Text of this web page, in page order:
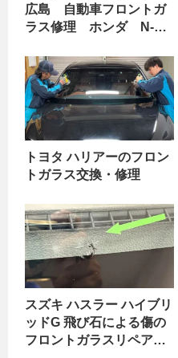
広島 自動車フロントガ
ラス修理 ホンダ N-
トヨタ ハリアーのフロン
トガラス交換・修理
スズキ ハスラー ハイブリ
ッドG 飛び石による傷の
フロントガラスリペア・